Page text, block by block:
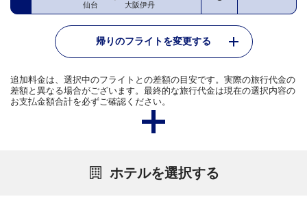
仙台 大阪伊丹
帰りのフライトを変更する
追加料金は、選択中のフライトとの差額の目安です。実際の旅行代金の
差額と異なる場合がございます。最終的な旅行代金は現在の選択内容の
お支払金額合計を必ずご確認ください。
ホテルを選択する